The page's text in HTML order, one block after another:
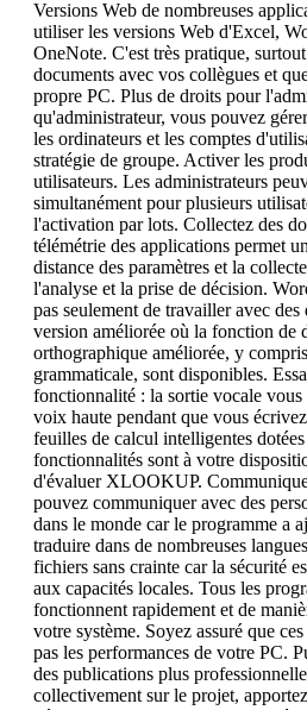
Versions Web de nombreuses
utiliser les versions Web d'Excel,
OneNote. C'est très pratique,
documents avec vos collègues et
propre PC. Plus de droits pour
qu'administrateur, vous pouvez
les ordinateurs et les comptes
stratégie de groupe. Activer les
utilisateurs. Les administrateurs
simultanément pour plusieurs
l'activation par lots. Collectez des
télémétrie des applications permet
distance des paramètres et la
l'analyse et la prise de décision.
pas seulement de travailler avec
version améliorée où la fonction de
orthographique améliorée, y
grammaticale, sont disponibles.
fonctionnalité : la sortie vocale vous
voix haute pendant que vous
feuilles de calcul intelligentes
fonctionnalités sont à votre
d'évaluer XLOOKUP.
pouvez communiquer avec des
dans le monde car le programme a
traduire dans de nombreuses
fichiers sans crainte car la sécurité
aux capacités locales. Tous les
fonctionnent rapidement et de
votre système. Soyez assuré que
pas les performances de votre PC.
des publications plus
collectivement sur le projet,